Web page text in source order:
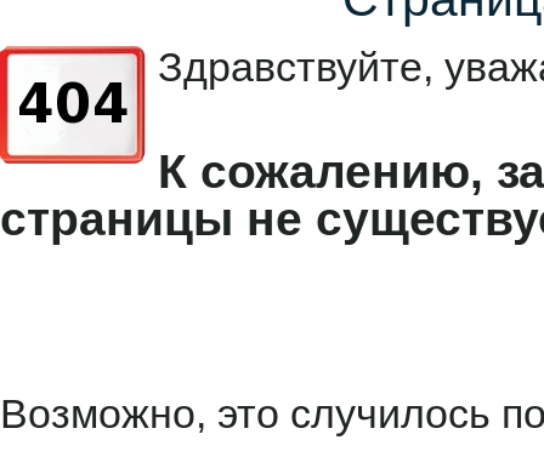
Здравствуйте,
К сожалению,
страницы не
Возможно, это случилось